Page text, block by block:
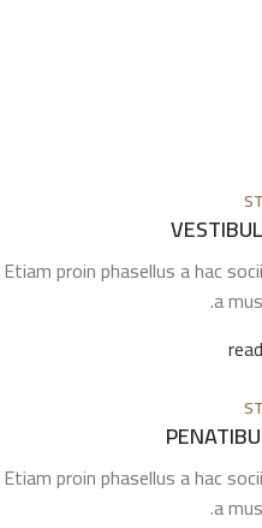
Etiam proin phasellus a hac
a
Etiam proin phasellus a hac
a